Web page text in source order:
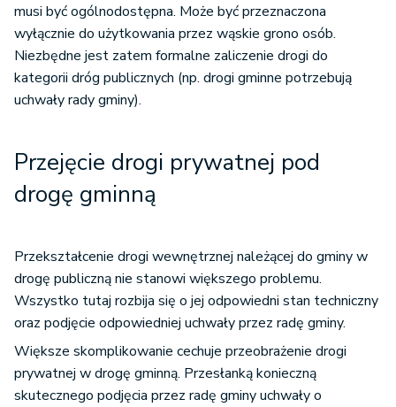
musi być ogólnodostępna. Może być przeznaczona
wyłącznie do użytkowania przez wąskie grono osób.
Niezbędne jest zatem formalne zaliczenie drogi do
kategorii dróg publicznych (np. drogi gminne potrzebują
uchwały rady gminy).
Przejęcie drogi prywatnej pod
drogę gminną
Przekształcenie drogi wewnętrznej należącej do gminy w
drogę publiczną nie stanowi większego problemu.
Wszystko tutaj rozbija się o jej odpowiedni stan techniczny
oraz podjęcie odpowiedniej uchwały przez radę gminy.
Większe skomplikowanie cechuje przeobrażenie drogi
prywatnej w drogę gminną. Przesłanką konieczną
skutecznego podjęcia przez radę gminy uchwały o